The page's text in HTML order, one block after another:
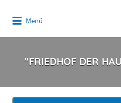
Menü
"FRIEDHOF DER